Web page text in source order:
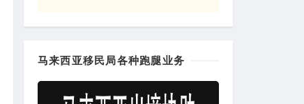
马来西亚移民局各种跑腿业务